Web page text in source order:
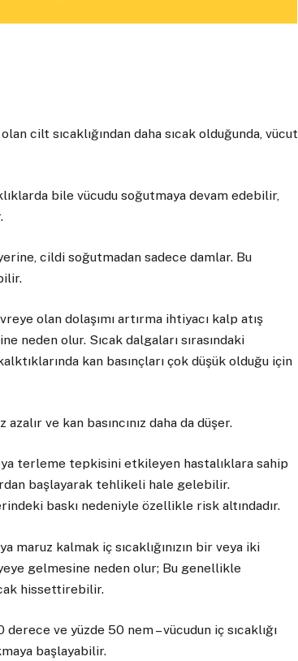
cilt sıcaklığından daha sıcak olduğunda, vücut
bile vücudu soğutmaya devam edebilir,
cildi soğutmadan sadece damlar. Bu
olan dolaşımı artırma ihtiyacı kalp atış
neden olur. Sıcak dalgaları sırasındaki
kan basınçları çok düşük olduğu için
ve kan basıncınız daha da düşer.
terleme tepkisini etkileyen hastalıklara sahip
başlayarak tehlikeli hale gelebilir.
baskı nedeniyle özellikle risk altındadır.
maruz kalmak iç sıcaklığınızın bir veya iki
gelmesine neden olur; Bu genellikle
hissettirebilir.
ve yüzde 50 nem – vücudun iç sıcaklığı
başlayabilir.